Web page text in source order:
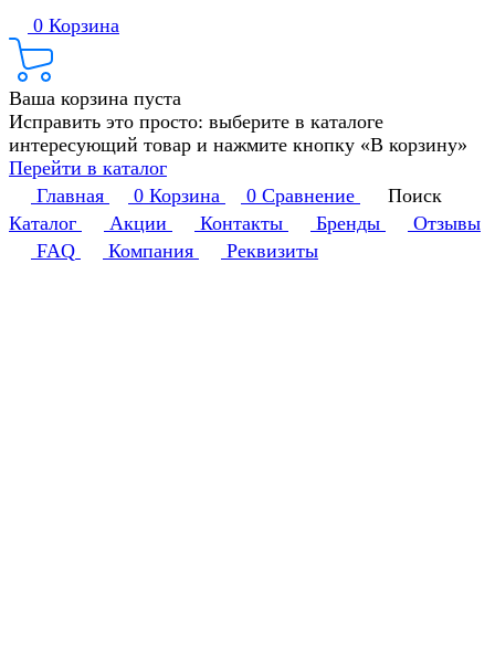
0 Корзина
Ваша корзина пуста
Исправить это просто: выберите в каталоге
интересующий товар и нажмите кнопку «В корзину»
Перейти в каталог
Главная
0 Корзина 0 Сравнение
Поиск
Каталог
Акции Контакты Бренды
Отзывы
FAQ
Компания Реквизиты